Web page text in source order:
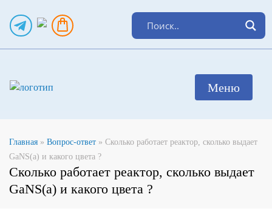
Главная » Вопрос-ответ » Сколько работает реактор, сколько выдает
GaNS(а) и какого цвета ?
Сколько работает реактор, сколько выдает
GaNS(а) и какого цвета ?